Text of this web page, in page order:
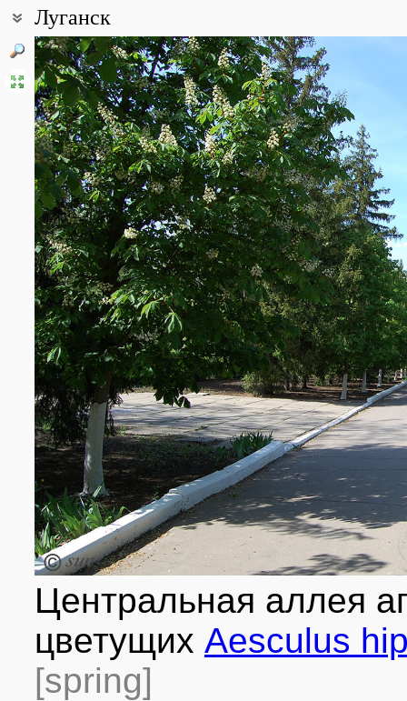
Луганск
Coordinates:
48° 34′ 07″ N, 39° 18′ 55″ E (view at maps ofGoogle,
Point description:
Луганск - один из промышленных городов Украины с развитой
около 442 тыс. человек. Площадь города – 25,654 тис. га.
Раскинулся в Степной зоне, на пологом северном макросклоне
последнего с южными отрогами Среднерусской
правого притока Ольховой (Ольховки). Склоны речных долин
(Мощинский, Калмыцкий, Цыганский, Иванищев, Вергунская и
меловые и мергельные породы, лежащие в основе
растительность в черте города сохранилась только в балках и
свойственные нашему региону в недавнем прошлом, в
адвентивных древесных пород. Несмотря на неблагоприятные
нем много парков, скверов, аллей и др. В 70-х гг. прошлого
лесопосадки - "Зеленое кольцо Луганска". В 2014 г. город
All photos(40) Photos of plants & lichens(434)
Центральная аллея
цветущих Aesculus
[spring]